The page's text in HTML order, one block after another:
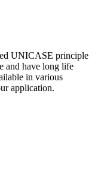
UNICASE principle
and have long life
in various
application.